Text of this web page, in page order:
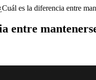
es la diferencia entre
entre